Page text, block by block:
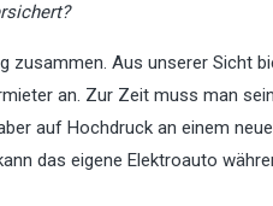
zusammen. Aus unserer Sicht
an. Zur Zeit muss man
auf Hochdruck an einem
das eigene Elektroauto